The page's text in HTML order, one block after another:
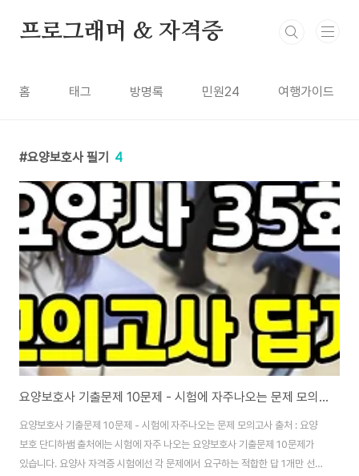
프로그래머 & 자격증
홈 태그 방명록 민원24 여행가이드
요양보호사 필기 4
요양보호사 기출문제 10문제 - 시험에 자주나오는 문제 모의고사
요양보호사 기출문제 10문제 - 시험에 자주나오는 문제 모의고사 출처 : 요양
보호 단디하쌤 출처에는 시험에 자주 나오는 요양보호사 기출문제 10문제가
있습니다. 요양사 자격증 시험에선 각 문제에서 요구하는 적합한 답 1개만 선택